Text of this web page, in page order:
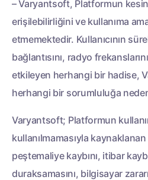
– Varyantsoft, Platformun
erişilebilirliğini ve kullanıma
etmemektedir. Kullanıcının
bağlantısını, radyo
etkileyen herhangi bir hadise,
herhangi bir sorumluluğa
Varyantsoft; Platformun
kullanılmamasıyla kaynaklanan
peştemaliye kaybını, itibar
duraksamasını, bilgisayar